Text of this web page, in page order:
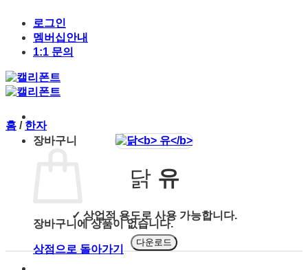
content
로그인
멤버십안내
1:1 문의
장바구니
장바구니에 상품이 없습니다.
상점으로 돌아가기
홈 / 한자
닭유
✓ 상업적 용도로 사용 가능합니다.
다운로드